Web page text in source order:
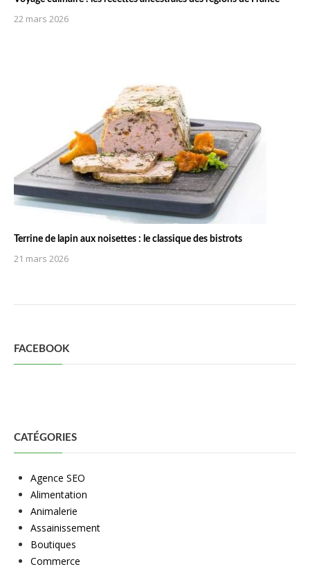
22 mars 2026
Terrine de lapin aux noisettes : le classique des bistrots
21 mars 2026
FACEBOOK
CATÉGORIES
Agence SEO
Alimentation
Animalerie
Assainissement
Boutiques
Commerce